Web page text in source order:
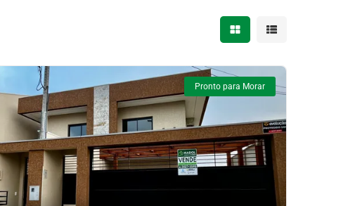
Mostrar resultados em
Mostrar
Pronto para Morar